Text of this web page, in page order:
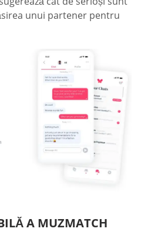
unui partener pentru
A MUZMATCH